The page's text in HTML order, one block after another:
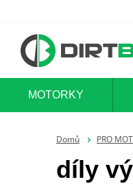
MOTORKY
Domů PRO
díly